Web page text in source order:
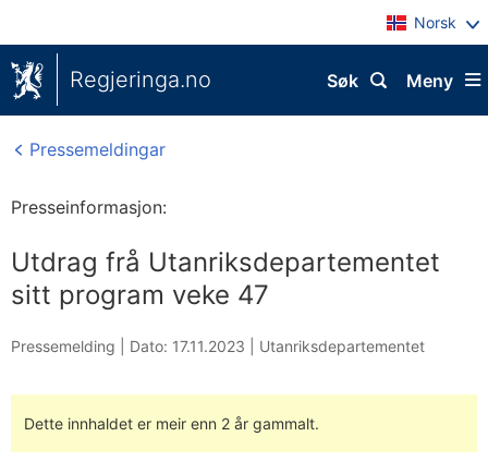
Norsk
Regjeringa.no Meny
Søk
Pressemeldingar
Presseinformasjon:
Utdrag frå Utanriksdepartementet
sitt program veke 47
Pressemelding | Dato: 17.11.2023 Utanriksdepartementet
Dette innhaldet er meir enn 2 år gammalt.